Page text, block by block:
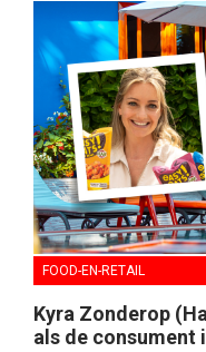
FOOD-EN-RETAIL
Kyra Zonderop
als de consument